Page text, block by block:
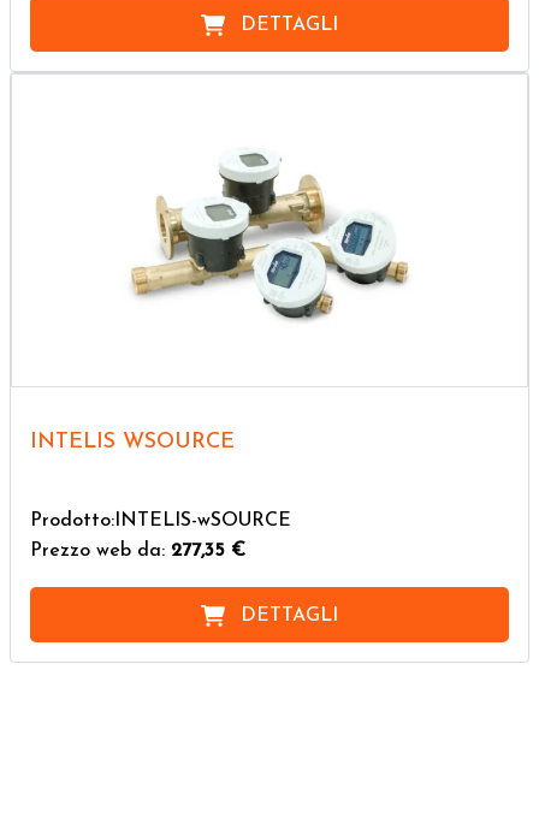
DETTAGLI
INTELIS WSOURCE
Prodotto:INTELIS-wSOURCE
Prezzo web da: 277,35 €
DETTAGLI